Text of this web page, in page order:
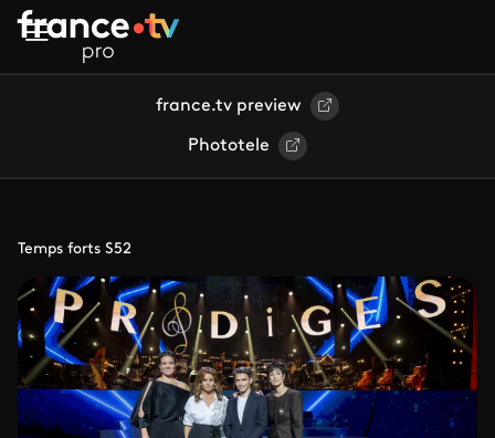
Aller au contenu principal
france.tv preview
Phototele
Temps forts S52